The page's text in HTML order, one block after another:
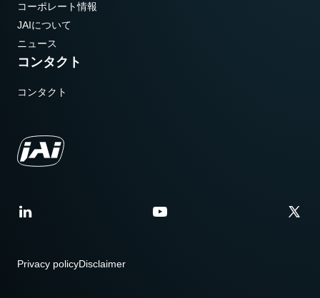
コーポレート情報
JAIについて
ニュース
コンタクト
コンタクト
Privacy policyDisclaimer